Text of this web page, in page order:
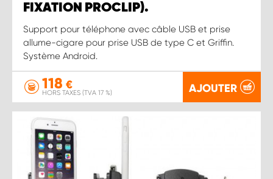
FIXATION PROCLIP).
Support pour téléphone avec câble USB et prise
allume-cigare pour prise USB de type C et Griffin.
Système Android.
118 €
HORS TAXES (TVA 17 %) AJOUTER